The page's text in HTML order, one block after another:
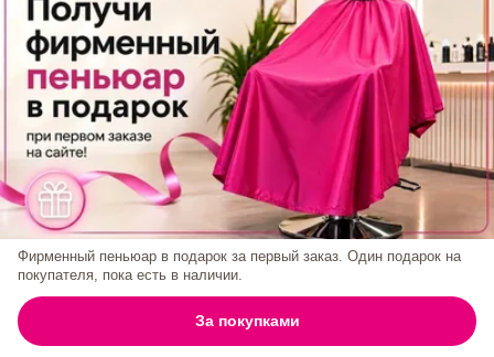
Ещё категории
✓ Отправка 24ч · ✓ Оригинал ✓ Поддержка
ГЛАВНАЯ ПОИСК КОРЗИНА АККАУНТ
Happy Hair Macadamia Moist Маска Для Волос
250 Мл
Код товара:
650₽
Фирменный пеньюар в подарок за первый заказ. Один подарок на
покупателя, пока есть в наличии.
За покупками